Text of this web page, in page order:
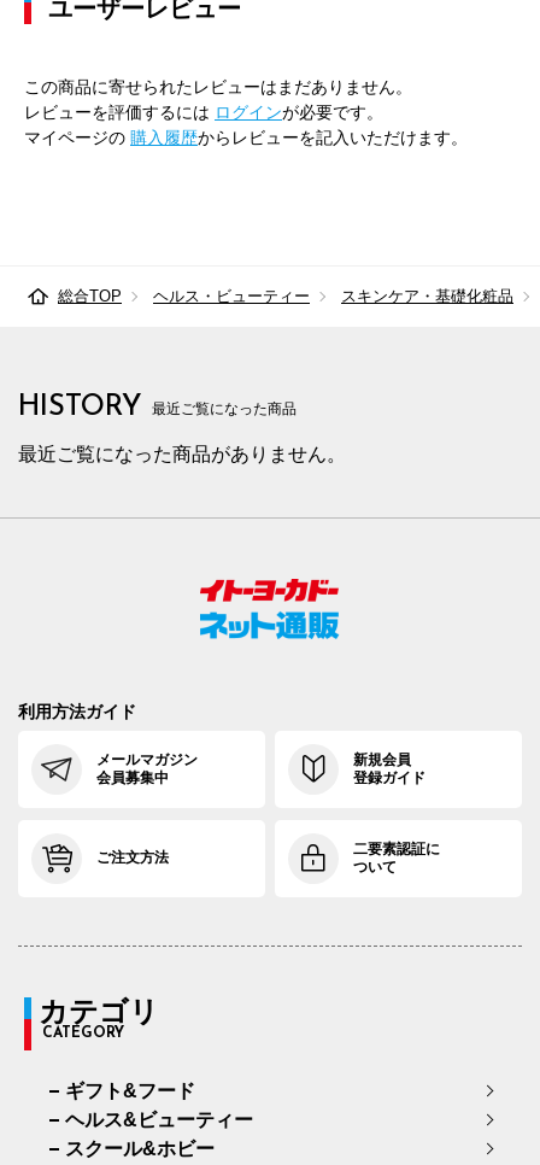
ユーザーレビュー
この商品に寄せられたレビューはまだありません。
レビューを評価するには ログインが必要です。
マイページの 購入履歴からレビューを記入いただけます。
総合TOP ヘルス・ビューティー スキンケア・基礎化粧品
HISTORY 最近ご覧になった商品
最近ご覧になった商品がありません。
利用方法ガイド
メールマガジン
会員募集中
新規会員
登録ガイド
ご注文方法
二要素認証に
ついて
カテゴリ
CATEGORY
ギフト&フード
ヘルス&ビューティー
スクール&ホビー